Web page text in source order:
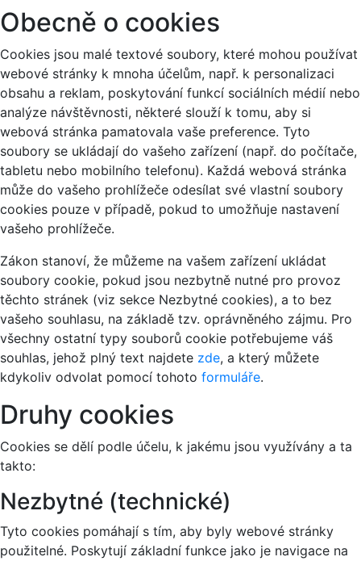
Obecně o cookies
Cookies jsou malé textové soubory, které mohou používat
webové stránky k mnoha účelům, např. k personalizaci
obsahu a reklam, poskytování funkcí sociálních médií nebo
analýze návštěvnosti, některé slouží k tomu, aby si
webová stránka pamatovala vaše preference. Tyto
soubory se ukládají do vašeho zařízení (např. do počítače,
tabletu nebo mobilního telefonu). Každá webová stránka
může do vašeho prohlížeče odesílat své vlastní soubory
cookies pouze v případě, pokud to umožňuje nastavení
vašeho prohlížeče.
Zákon stanoví, že můžeme na vašem zařízení ukládat
soubory cookie, pokud jsou nezbytně nutné pro provoz
těchto stránek (viz sekce Nezbytné cookies), a to bez
vašeho souhlasu, na základě tzv. oprávněného zájmu. Pro
všechny ostatní typy souborů cookie potřebujeme váš
souhlas, jehož plný text najdete zde, a který můžete
kdykoliv odvolat pomocí tohoto formuláře.
Druhy cookies
Cookies se dělí podle účelu, k jakému jsou využívány a ta
takto:
Nezbytné (technické)
Tyto cookies pomáhají s tím, aby byly webové stránky
použitelné. Poskytují základní funkce jako je navigace na